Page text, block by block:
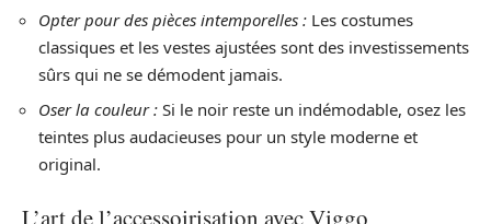
Opter pour des pièces intemporelles : Les costumes
classiques et les vestes ajustées sont des investissements
sûrs qui ne se démodent jamais.
Oser la couleur : Si le noir reste un indémodable, osez les
teintes plus audacieuses pour un style moderne et
original.
L’art de l’accessoirisation avec Viggo